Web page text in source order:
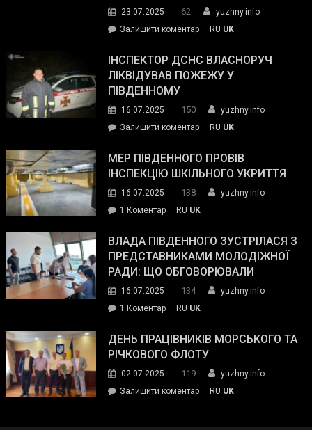
гуманітарну
допомогу
23.07.2025 62
yuzhny.info
Залишити коментарon
провів
нараду
силових
та
органів:
«Наш
спільний
окупанти.
Маємо
діяти
команда
RU UK
ІНСПЕКТОР ДСНС ВЛАСНОРУЧ
ЛІКВІДУВАВ ПОЖЕЖУ У
ПІВДЕННОМУ
16.07.2025 150
yuzhny.info
Залишити коментарon
ДСНС
власноруч
пожежу
у
RU UK
МЕР ПІВДЕННОГО ПРОВІВ
ІНСПЕКЦІЮ ШКІЛЬНОГО УКРИТТЯ
16.07.2025 138
yuzhny.info
1 Коментардо
Південного
провів
інспекцію
укриття
RU UK
ВЛАДА ПІВДЕННОГО ЗУСТРІЛАСЯ З
ПРЕДСТАВНИКАМИ МОЛОДІЖНОЇ
РАДИ: ЩО ОБГОВОРЮВАЛИ
16.07.2025 134
yuzhny.info
1 Коментардо
Південного
зустрілася
представниками
молодіжної
RU UK
ДЕНЬ ПРАЦІВНИКІВ МОРСЬКОГО ТА
РІЧКОВОГО ФЛОТУ
02.07.2025 119
yuzhny.info
Залишити коментарon
RU UK